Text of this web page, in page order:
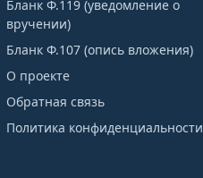
Бланк Ф.119 (уведомление о
вручении)
Бланк Ф.107 (опись вложения)
О проекте
Обратная связь
Политика конфиденциальности